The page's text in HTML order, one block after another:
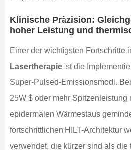
Klinische Präzision:
hoher Leistung und
Einer der wichtigsten Fortschritte
Lasertherapieist die
Super-Pulsed-Emissionsmodi.
25W $ oder mehr Spitzenleistung
epidermalen Wärmestaus
fortschrittlichen HILT-Architektur
verwendet, die kürzer sind als die